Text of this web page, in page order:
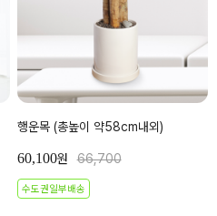
행운목 (총높이 약58cm내외)
60,100원 66,700
수도권일부배송